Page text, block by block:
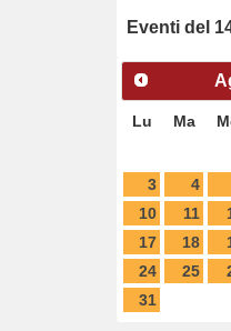
Eventi del
Lu Ma
3
4
10
11
17
18
24
25
31